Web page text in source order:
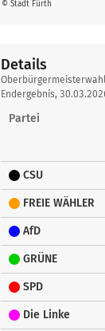
© Stadt Fürth
Details
Details
Endergebnis,
Partei
CSU
FREIE WÄHLER
AfD
GRÜNE
SPD
Die Linke